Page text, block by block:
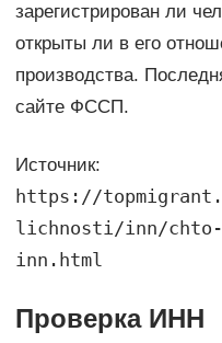
зарегистрирован ли
открыты ли в его
производства.
сайте ФССП.
Источник:
https://
lichnosti/inn/chto-
inn.html
Проверка ИНН